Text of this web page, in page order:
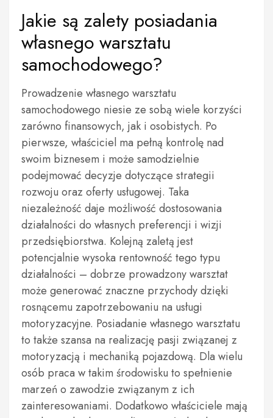
Jakie są zalety posiadania
własnego warsztatu
samochodowego?
Prowadzenie własnego warsztatu
samochodowego niesie ze sobą wiele korzyści
zarówno finansowych, jak i osobistych. Po
pierwsze, właściciel ma pełną kontrolę nad
swoim biznesem i może samodzielnie
podejmować decyzje dotyczące strategii
rozwoju oraz oferty usługowej. Taka
niezależność daje możliwość dostosowania
działalności do własnych preferencji i wizji
przedsiębiorstwa. Kolejną zaletą jest
potencjalnie wysoka rentowność tego typu
działalności – dobrze prowadzony warsztat
może generować znaczne przychody dzięki
rosnącemu zapotrzebowaniu na usługi
motoryzacyjne. Posiadanie własnego warsztatu
to także szansa na realizację pasji związanej z
motoryzacją i mechaniką pojazdową. Dla wielu
osób praca w takim środowisku to spełnienie
marzeń o zawodzie związanym z ich
zainteresowaniami. Dodatkowo właściciele mają